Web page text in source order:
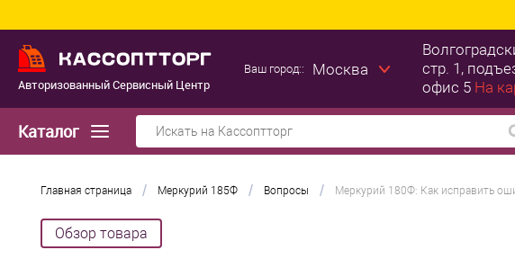
Авторизованный Сервисный Центр
Ваш город:: Москва
стр. 1,
офис 5 На
Каталог
Главная страница / Меркурий 185Ф / Вопросы / Меркурий 180Ф: Как исправить
Обзор товара